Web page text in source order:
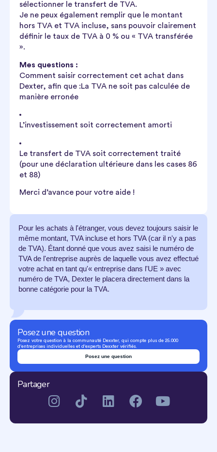
sélectionner le transfert de TVA.
Je ne peux également remplir que le montant
hors TVA et TVA incluse, sans pouvoir clairement
définir le taux de TVA à 0 % ou « TVA transférée
».
Mes questions :
Comment saisir correctement cet achat dans
Dexter, afin que :La TVA ne soit pas calculée de
manière erronée
L’investissement soit correctement amorti
Le transfert de TVA soit correctement traité
(pour une déclaration ultérieure dans les cases 86
et 88)
Merci d’avance pour votre aide !
Pour les achats à l'étranger, vous devez toujours saisir le
même montant, TVA incluse et hors TVA (car il n'y a pas
de TVA). Étant donné que vous avez saisi le numéro de
TVA de l'entreprise auprès de laquelle vous avez effectué
votre achat en tant qu'« entreprise dans l'UE » avec
numéro de TVA, Dexter le placera directement dans la
bonne catégorie pour la TVA.
Posez une question
Posez votre question à la communauté Dexxter, qui compte plus de 25.000
d'entreprises individuelles et d'experts Dexxter vérifiés.
Posez une question
Partager